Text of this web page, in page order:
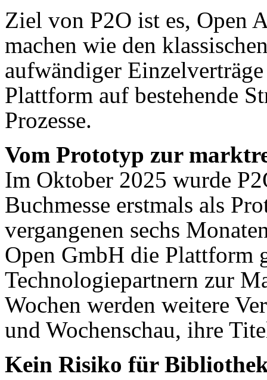
Ziel von P2O ist es, Open
machen wie den
aufwändiger
Plattform auf bestehende
Prozesse.
Vom Prototyp zur
Im Oktober 2025 wurde
Buchmesse erstmals als
vergangenen sechs
Open GmbH die Plattform
Technologiepartnern zur
Wochen werden weitere
und Wochenschau, ihre
Kein Risiko für